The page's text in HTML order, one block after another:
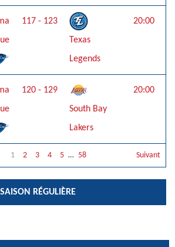
117 - 123
Texas
Legends
20:00
120 - 129
South Bay
Lakers
20:00
1 2 3 4 5 … 58 Suivant
RÉGULIÈRE